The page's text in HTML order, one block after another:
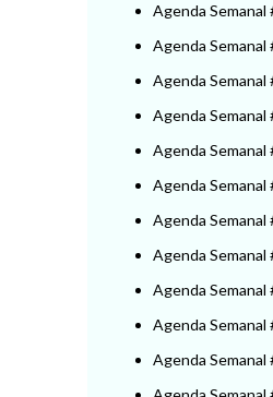
Agenda Semanal
Agenda Semanal
Agenda Semanal
Agenda Semanal
Agenda Semanal
Agenda Semanal
Agenda Semanal
Agenda Semanal
Agenda Semanal
Agenda Semanal
Agenda Semanal